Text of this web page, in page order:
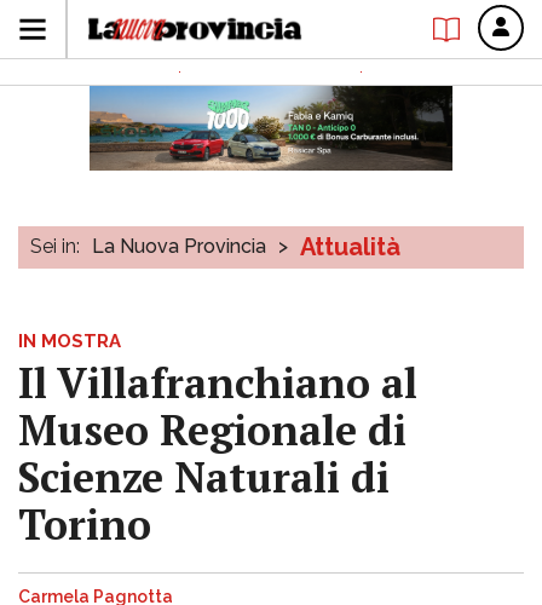
Sei in: La Nuova Provincia > Attualità
IN MOSTRA
Il Villafranchiano al
Museo Regionale di
Scienze Naturali di
Torino
Carmela Pagnotta